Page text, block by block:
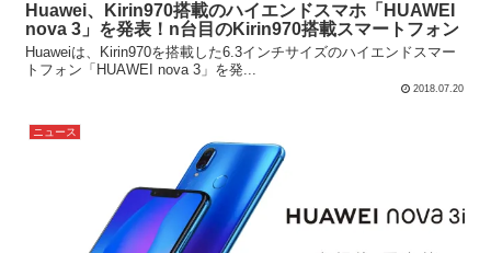
Huawei、Kirin970搭載のハイエンドスマホ「HUAWEI
nova 3」を発表！n台目のKirin970搭載スマートフォン
Huaweiは、Kirin970を搭載した6.3インチサイズのハイエンドスマー
トフォン「HUAWEI nova 3」を発...
2018.07.20
ニュース